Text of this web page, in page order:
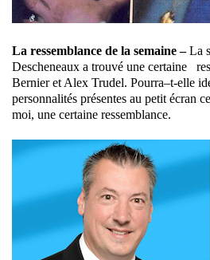
La ressemblance de la semaine –La
Descheneaux a trouvé une certaine
Bernier et Alex Trudel. Pourra–t-elle
personnalités présentes au petit écran
moi, une certaine ressemblance.